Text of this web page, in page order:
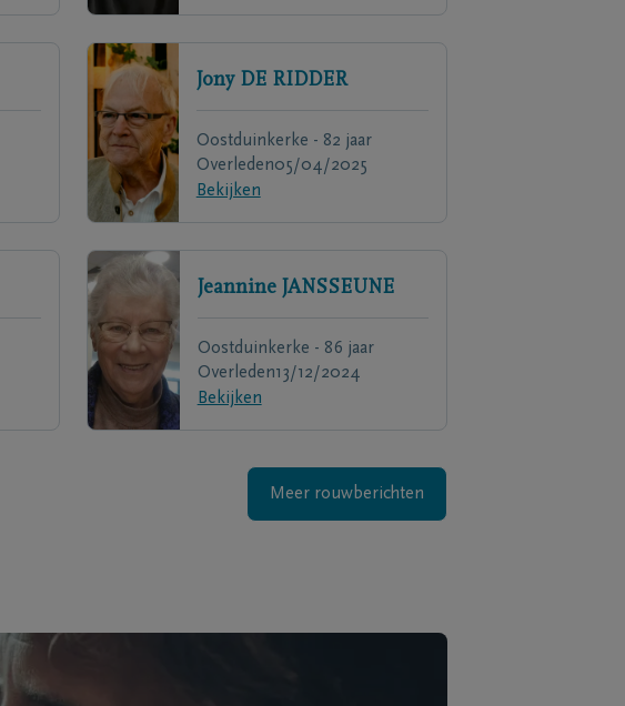
Jony DE RIDDER
Oostduinkerke - 82 jaar
Overleden05/04/2025
Bekijken
Jeannine JANSSEUNE
Oostduinkerke - 86 jaar
Overleden13/12/2024
Bekijken
Meer rouwberichten